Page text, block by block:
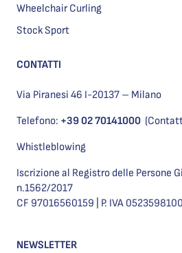
Wheelchair Curling
Stock Sport
CONTATTI
Via Piranesi 46 I-20137 – Milano
Telefono: +39 02 70141000
Whistleblowing
Iscrizione al Registro delle Persone
n.1562/2017
CF 97016560159 | P. IVA
NEWSLETTER